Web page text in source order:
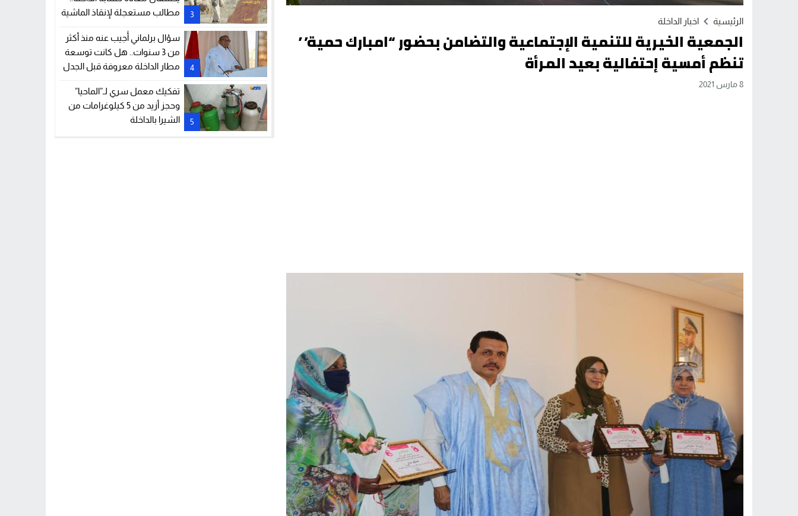
الرئيسية اخبار الداخلة
الجمعية الخيرية للتنمية الإجتماعية والتضامن بحضور “امبارك حمية”
تنظم أمسية إحتفالية بعيد المرأة
8 مارس 2021
3
مطالب مستعجلة لإنقاذ الماشية
4
سؤال برلماني أُجيب عنه منذ أكثر
من 3 سنوات.. هل كانت توسعة
مطار الداخلة معروفة قبل الجدل
5
تفكيك معمل سري لـ”الماحيا”
وحجز أزيد من 5 كيلوغرامات من
الشيرا بالداخلة